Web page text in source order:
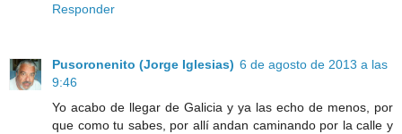
Responder
Pusoronenito (Jorge Iglesias) 6 de agosto de 2013 a las
9:46
Yo acabo de llegar de Galicia y ya las echo de menos, por
que como tu sabes, por allí andan caminando por la calle y